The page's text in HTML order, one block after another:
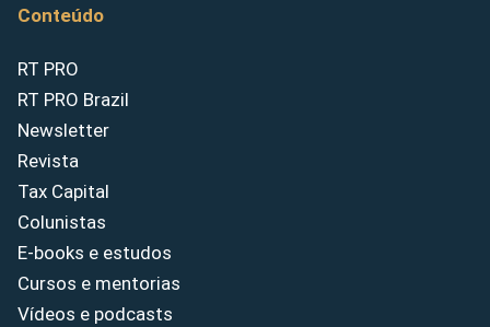
Conteúdo
RT PRO
RT PRO Brazil
Newsletter
Revista
Tax Capital
Colunistas
E-books e estudos
Cursos e mentorias
Vídeos e podcasts